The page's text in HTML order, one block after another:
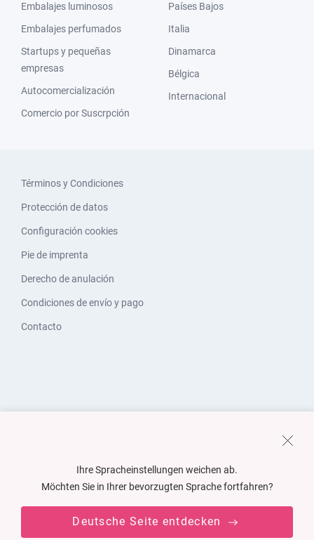
Embalajes luminosos
Embalajes perfumados
Startups y pequeñas
empresas
Autocomercialización
Comercio por Suscrpción
Países Bajos
Italia
Dinamarca
Bélgica
Internacional
Términos y Condiciones
Protección de datos
Configuración cookies
Pie de imprenta
Derecho de anulación
Condiciones de envío y pago
Contacto
Ihre Spracheinstellungen weichen ab.
Möchten Sie in Ihrer bevorzugten Sprache fortfahren?
Deutsche Seite entdecken